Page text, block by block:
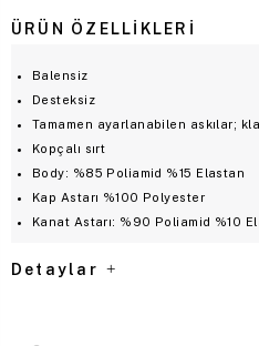
ÜRÜN ÖZELLIKLERI
Balensiz
Desteksiz
Tamamen ayarlanabilen askılar;
Kopçalı sırt
Body: %85 Poliamid %15 Elastan
Kap Astarı %100 Polyester
Kanat Astarı: %90 Poliamid %10
Detaylar